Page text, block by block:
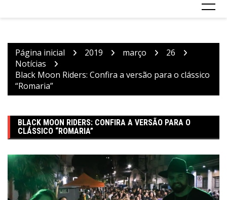
Página inicial 2019 março
26
Notícias
Black Moon Riders: Confira a versão para o clássico
“Romaria”
BLACK MOON RIDERS: CONFIRA A VERSÃO PARA O
CLÁSSICO “ROMARIA”